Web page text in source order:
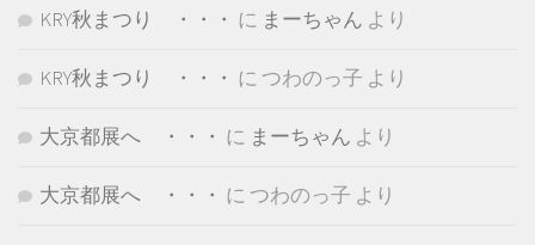
KRY秋まつり ・・・ に まーちゃん より
KRY秋まつり ・・・ に つわのっ子 より
大京都展へ ・・・ に まーちゃん より
大京都展へ ・・・ に つわのっ子 より